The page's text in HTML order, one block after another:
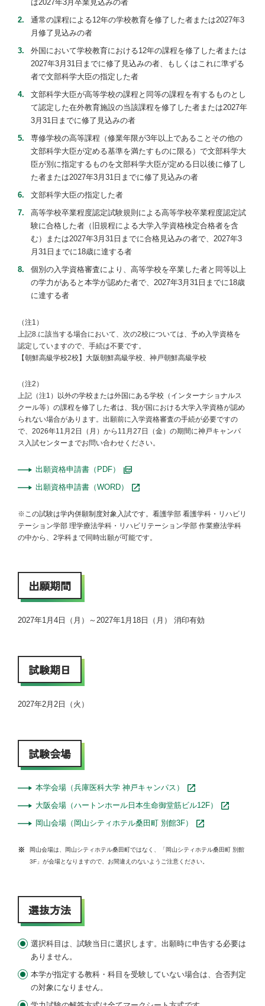
は2027年3月卒業見込みの者
通常の課程による12年の学校教育を修了した者または2027年3
月修了見込みの者
外国において学校教育における12年の課程を修了した者または
2027年3月31日までに修了見込みの者、もしくはこれに準ずる
者で文部科学大臣の指定した者
文部科学大臣が高等学校の課程と同等の課程を有するものとし
て認定した在外教育施設の当該課程を修了した者または2027年
3月31日までに修了見込みの者
専修学校の高等課程（修業年限が3年以上であることその他の
文部科学大臣が定める基準を満たすものに限る）で文部科学大
臣が別に指定するものを文部科学大臣が定める日以後に修了し
た者または2027年3月31日までに修了見込みの者
文部科学大臣の指定した者
高等学校卒業程度認定試験規則による高等学校卒業程度認定試
験に合格した者（旧規程による大学入学資格検定合格者を含
む）または2027年3月31日までに合格見込みの者で、2027年3
月31日までに18歳に達する者
個別の入学資格審査により、高等学校を卒業した者と同等以上
の学力があると本学が認めた者で、2027年3月31日までに18歳
に達する者
（注1）
上記8.に該当する場合において、次の2校については、予め入学資格を
認定していますので、手続は不要です。
【朝鮮高級学校2校】大阪朝鮮高級学校、神戸朝鮮高級学校
（注2）
上記（注1）以外の学校または外国にある学校（インターナショナルス
クール等）の課程を修了した者は、我が国における大学入学資格が認め
られない場合があります。出願前に入学資格審査の手続が必要ですの
で、2026年11月2日（月）から11月27日（金）の期間に神戸キャンパ
ス入試センターまでお問い合わせください。
出願資格申請書（PDF）
出願資格申請書（WORD）
※この試験は学内併願制度対象入試です。看護学部 看護学科・リハビリ
テーション学部 理学療法学科・リハビリテーション学部 作業療法学科
の中から、2学科まで同時出願が可能です。
出願期間
2027年1月4日（月）～2027年1月18日（月） 消印有効
試験期日
2027年2月2日（火）
試験会場
本学会場（兵庫医科大学 神戸キャンパス）
大阪会場（ハートンホール日本生命御堂筋ビル12F）
岡山会場（岡山シティホテル桑田町 別館3F）
岡山会場は、岡山シティホテル桑田町ではなく、「岡山シティホテル桑田町 別館
3F」が会場となりますので、お間違えのないようご注意ください。
選抜方法
選択科目は、試験当日に選択します。出願時に申告する必要は
ありません。
本学が指定する教科・科目を受験していない場合は、合否判定
の対象になりません。